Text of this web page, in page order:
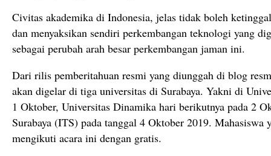
Civitas akademika di Indonesia, jelas tidak boleh
dan menyaksikan sendiri perkembangan teknologi yang
sebagai perubah arah besar perkembangan jaman ini.
Dari rilis pemberitahuan resmi yang diunggah di blog
akan digelar di tiga universitas di Surabaya. Yakni di
1 Oktober, Universitas Dinamika hari berikutnya pada 2
Surabaya (ITS) pada tanggal 4 Oktober 2019. Mahasiswa
mengikuti acara ini dengan gratis.